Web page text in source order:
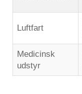
Luftfart
Medicinsk
udstyr